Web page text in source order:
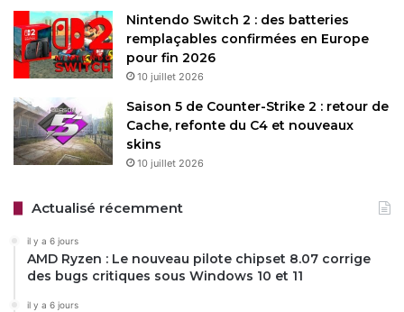
Nintendo Switch 2 : des batteries
remplaçables confirmées en Europe
pour fin 2026
10 juillet 2026
Saison 5 de Counter-Strike 2 : retour de
Cache, refonte du C4 et nouveaux
skins
10 juillet 2026
Actualisé récemment
il y a 6 jours
AMD Ryzen : Le nouveau pilote chipset 8.07 corrige
des bugs critiques sous Windows 10 et 11
il y a 6 jours